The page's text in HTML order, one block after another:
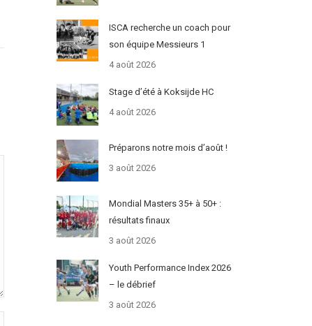
ISCA recherche un coach pour
son équipe Messieurs 1
4 août 2026
Stage d’été à Koksijde HC
4 août 2026
Préparons notre mois d’août !
3 août 2026
Mondial Masters 35+ à 50+ :
résultats finaux
3 août 2026
Youth Performance Index 2026
– le débrief
3 août 2026